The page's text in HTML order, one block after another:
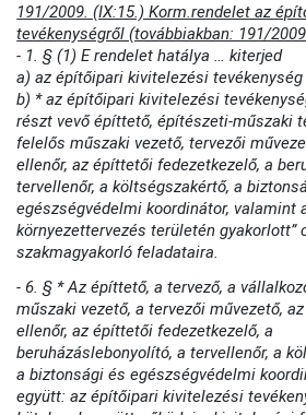
191/2009. (IX:15.) Korm.rendelet az
tevékenységről (továbbiakban: 191/
- 1. § (1) E rendelet hatálya … kiterjed
a) az építőipari kivitelezési
b) * az építőipari kivitelezési
részt vevő építtető, építészeti-műszaki
felelős műszaki vezető, tervezői
ellenőr, az építtetői fedezetkezelő, a
tervellenőr, a költségszakértő, a
egészségvédelmi koordinátor, valamint
környezettervezés területén gyakorlott”
szakmagyakorló feladataira.
- 6. § * Az építtető, a tervező, a
műszaki vezető, a tervezői művezető,
ellenőr, az építtetői fedezetkezelő, a
beruházáslebonyolító, a tervellenőr, a
a biztonsági és egészségvédelmi
együtt: az építőipari kivitelezési